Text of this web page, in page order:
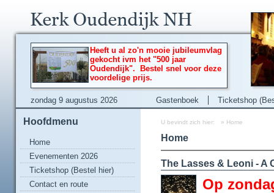
zondag 9 augustus 2026 Gastenboek Ticketshop
Heeft u al zo'n mooie jubileumvlag
gekocht ivm het "500 jaar
Oudendijk". Bestel snel voor deze
voordelige prijs.
Hoofdmenu
Home
Evenementen 2026
Ticketshop (Bestel hier)
Contact en route
U bevindt zich hier: » Home
Home
The Lasses & Leoni - A
Op